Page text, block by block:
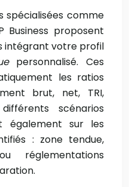
spécialisées comme
Business proposent
intégrant votre profil
personnalisé. Ces
les ratios
brut, net, TRI,
scénarios
également sur les
: zone tendue,
réglementations